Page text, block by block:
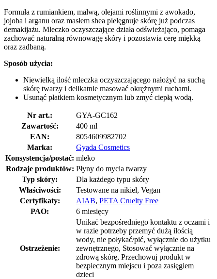
Formuła z rumiankiem, malwą, olejami roślinnymi z awokado,
jojoba i arganu oraz masłem shea pielęgnuje skórę już podczas
demakijażu. Mleczko oczyszczające działa odświeżająco, pomaga
zachować naturalną równowagę skóry i pozostawia cerę miękką
oraz zadbaną.
Sposób użycia:
Niewielką ilość mleczka oczyszczającego nałożyć na suchą
skórę twarzy i delikatnie masować okrężnymi ruchami.
Usunąć płatkiem kosmetycznym lub zmyć ciepłą wodą.
Nr art.:
GYA-GC162
Zawartość:
400 ml
EAN:
8054609982702
Marka:
Gyada Cosmetics
Konsystencja/postać: mleko
Rodzaje produktów: Płyny do mycia twarzy
Typ skóry:
Dla każdego typu skóry
Właściwości:
Testowane na nikiel, Vegan
Certyfikaty:
AIAB, PETA Cruelty Free
PAO:
6 miesięcy
Ostrzeżenie:
Unikać bezpośredniego kontaktu z oczami i
w razie potrzeby przemyć dużą ilością
wody, nie połykać/pić, wyłącznie do użytku
zewnętrznego, Stosować wyłącznie na
zdrową skórę, Przechowuj produkt w
bezpiecznym miejscu i poza zasięgiem
dzieci